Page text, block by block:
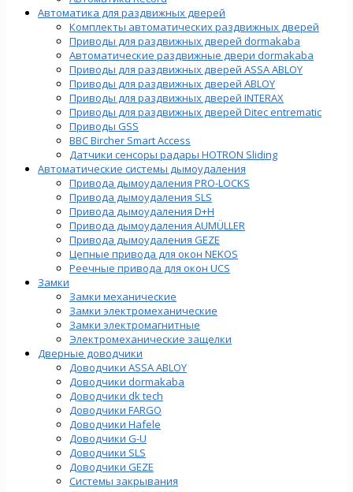
Автоматика для раздвижных дверей
Комплекты автоматических раздвижных дверей
Приводы для раздвижных дверей dormakaba
Автоматические раздвижные двери dormakaba
Приводы для раздвижных дверей ASSA ABLOY
Приводы для раздвижных дверей ABLOY
Приводы для раздвижных дверей INTERAX
Приводы для раздвижных дверей Ditec entrematic
Приводы GSS
BBC Bircher Smart Access
Датчики сенсоры радары HOTRON Sliding
Автоматические системы дымоудаления
Привода дымоудаления PRO-LOCKS
Привода дымоудаления SLS
Привода дымоудаления D+H
Привода дымоудаления AUMÜLLER
Привода дымоудаления GEZE
Цепные привода для окон NEKOS
Реечные привода для окон UСS
Замки
Замки механические
Замки электромеханические
Замки электромагнитные
Электромеханические защелки
Дверные доводчики
Доводчики ASSA ABLOY
Доводчики dormakaba
Доводчики dk tech
Доводчики FARGO
Доводчики Hafele
Доводчики G-U
Доводчики SLS
Доводчики GEZE
Cистемы закрывания